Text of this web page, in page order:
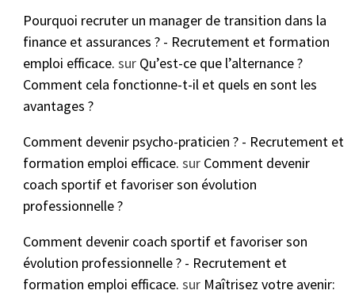
Pourquoi recruter un manager de transition dans la
finance et assurances ? - Recrutement et formation
emploi efficace. sur Qu’est-ce que l’alternance ?
Comment cela fonctionne-t-il et quels en sont les
avantages ?
Comment devenir psycho-praticien ? - Recrutement et
formation emploi efficace. sur Comment devenir
coach sportif et favoriser son évolution
professionnelle ?
Comment devenir coach sportif et favoriser son
évolution professionnelle ? - Recrutement et
formation emploi efficace. sur Maîtrisez votre avenir: